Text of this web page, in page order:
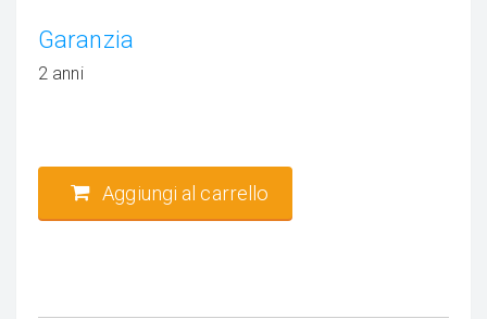
Garanzia
2 anni
Aggiungi al carrello